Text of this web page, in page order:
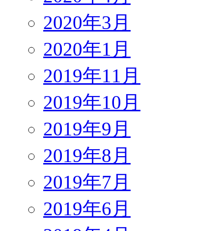
2020年3月
2020年1月
2019年11月
2019年10月
2019年9月
2019年8月
2019年7月
2019年6月